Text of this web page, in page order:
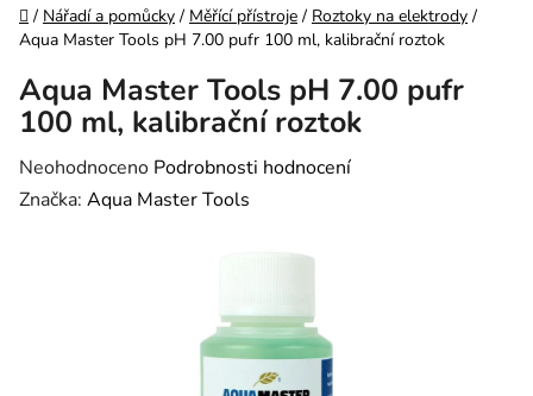
Domů
/ Nářadí a pomůcky / Měřící přístroje / Roztoky na elektrody /
Aqua Master Tools pH 7.00 pufr 100 ml, kalibrační roztok
Aqua Master Tools pH 7.00 pufr
100 ml, kalibrační roztok
Průměrné hodnocení produktu je 0,0 z 5 hvězdiček.
Neohodnoceno Podrobnosti hodnocení
Značka: Aqua Master Tools